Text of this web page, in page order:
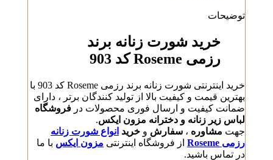
توضیحات
خرید شورت زنانه برند
رزمی Roseme کد 903
خرید اینترنتی شورت زنانه برند رزمی Roseme کد 903 با
بهترین قیمت و کیفیت بالا از تولید کنندگان برتر ، دارای
ضمانت کیفیت و ارسال فوری محصولات درفروشگاه
لباس زیر زنانه و دخترانه مزون ایکس.
جهتمشاوره،سفارشوخرید انواع شورت زنانه
رزمی Roseme
از فروشگاه اینترنتیمزون ایکسبا ما
در تماس باشید.